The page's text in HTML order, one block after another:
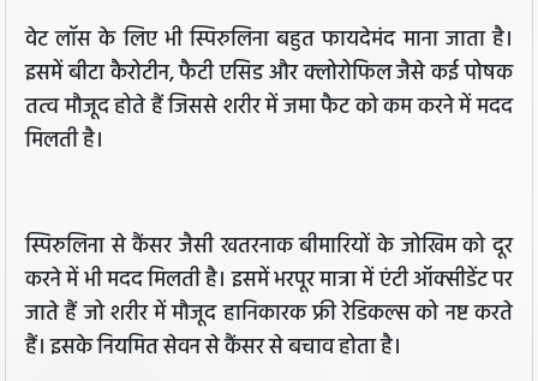
वेट लॉस के लिए भी स्पिरुलिना बहुत फायदेमंद माना जाता है।
इसमें बीटा कैरोटीन, फैटी एसिड और क्लोरोफिल जैसे कई पोषक
तत्व मौजूद होते हैं जिससे शरीर में जमा फैट को कम करने में मदद
मिलती है।
स्पिरुलिना से कैंसर जैसी खतरनाक बीमारियों के जोखिम को दूर
करने में भी मदद मिलती है। इसमें भरपूर मात्रा में एंटी ऑक्सीडेंट पर
जाते हैं जो शरीर में मौजूद हानिकारक फ्री रेडिकल्स को नष्ट करते
हैं। इसके नियमित सेवन से कैंसर से बचाव होता है।